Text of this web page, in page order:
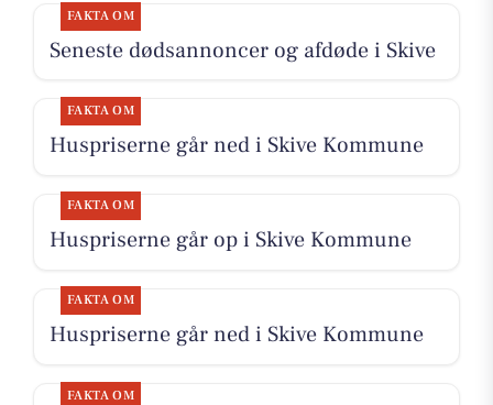
FAKTA OM
Seneste dødsannoncer og afdøde i Skive
FAKTA OM
Huspriserne går ned i Skive Kommune
FAKTA OM
Huspriserne går op i Skive Kommune
FAKTA OM
Huspriserne går ned i Skive Kommune
FAKTA OM